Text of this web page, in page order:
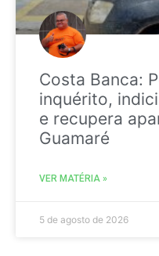
Costa Banca:
inquérito,
e recupera
Guamaré
VER MATÉRIA »
5 de agosto de 2026